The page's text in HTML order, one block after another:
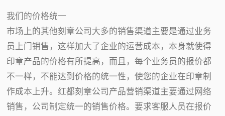
我们的价格统一
市场上的其他刻章公司大多的销售渠道主要是通过业务
员上门销售，这样加大了企业的运营成本，本身就使得
印章产品的价格有所提高，而且，每个业务员的报价都
不一样，不能达到价格的统一性，使您的企业在印章制
作成本上升。红都刻章公司产品营销渠道主要通过网络
销售，公司制定统一的销售价格。要求客服人员在报价